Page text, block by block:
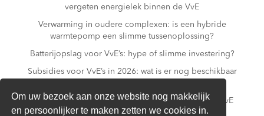
Om uw bezoek aan onze website nog makkelijk
en persoonlijker te maken zetten we cookies in.
vergeten energielek binnen de VvE
Verwarming in oudere complexen: is een hybride
warmtepomp een slimme tussenoplossing?
Batterijopslag voor VvE’s: hype of slimme investering?
Subsidies voor VvE’s in 2026: wat is er nog beschikbaar
Slim laden in parkeergarages: hoe voorkomt een VvE
overbelasting van de installatie?